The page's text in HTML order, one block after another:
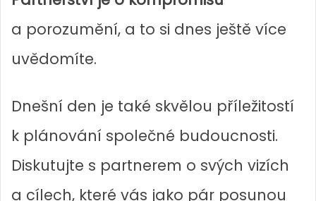
a porozumění, a to si dnes ještě více
uvědomíte.
Dnešní den je také skvělou příležitostí
k plánování společné budoucnosti.
Diskutujte s partnerem o svých vizích
a cílech, které vás jako pár posunou